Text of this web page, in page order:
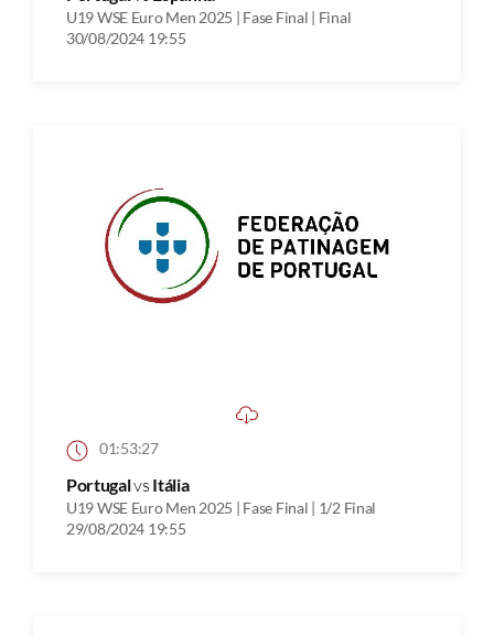
U19 WSE Euro Men 2025 | Fase Final | Final
30/08/2024 19:55
01:53:27
Portugalvs Itália
U19 WSE Euro Men 2025 | Fase Final | 1/2 Final
29/08/2024 19:55